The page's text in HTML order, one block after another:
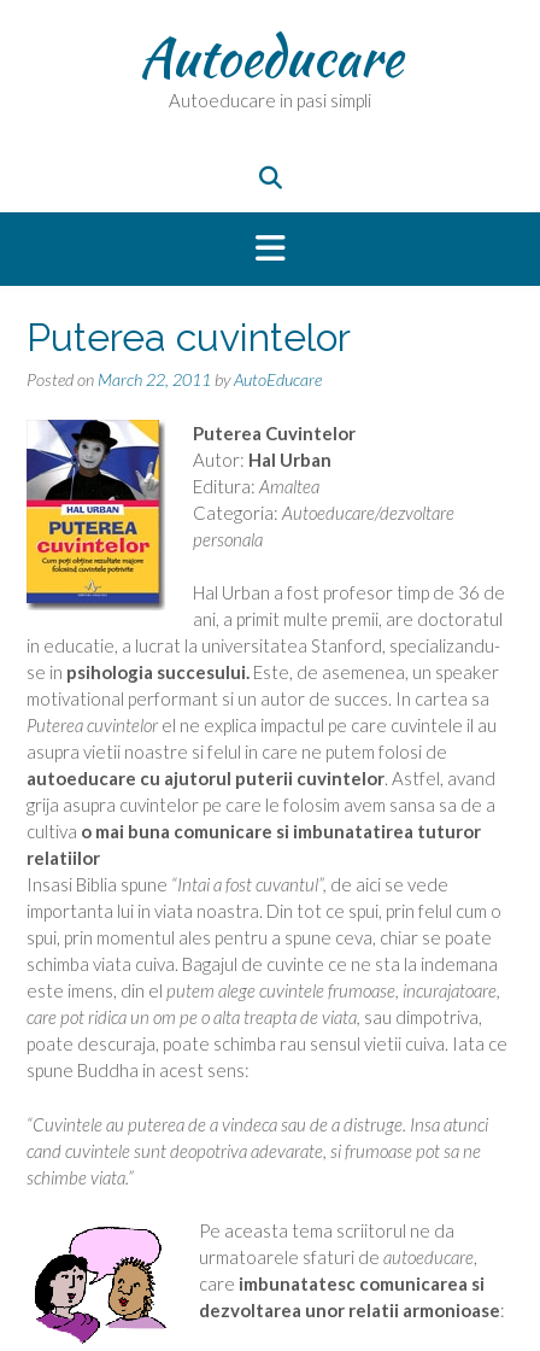
Autoeducare
Autoeducare in pasi simpli
Puterea cuvintelor
Posted on March 22, 2011 byAutoEducare
Puterea Cuvintelor
Autor: Hal Urban
Editura: Amaltea
Categoria: Autoeducare/dezvoltare
personala
Hal Urban a fost profesor timp de 36 de
ani, a primit multe premii, are doctoratul
in educatie, a lucrat la universitatea Stanford, specializandu-
se in psihologia succesului. Este, de asemenea, un speaker
motivational performant si un autor de succes. In cartea sa
Puterea cuvintelor el ne explica impactul pe care cuvintele il au
asupra vietii noastre si felul in care ne putem folosi de
autoeducare cu ajutorul puterii cuvintelor. Astfel, avand
grija asupra cuvintelor pe care le folosim avem sansa sa de a
cultiva o mai buna comunicare si imbunatatirea tuturor
relatiilor
Insasi Biblia spune “Intai a fost cuvantul”, de aici se vede
importanta lui in viata noastra. Din tot ce spui, prin felul cum o
spui, prin momentul ales pentru a spune ceva, chiar se poate
schimba viata cuiva. Bagajul de cuvinte ce ne sta la indemana
este imens, din el putem alege cuvintele frumoase, incurajatoare,
care pot ridica un om pe o alta treapta de viata, sau dimpotriva,
poate descuraja, poate schimba rau sensul vietii cuiva. Iata ce
spune Buddha in acest sens:
“Cuvintele au puterea de a vindeca sau de a distruge. Insa atunci
cand cuvintele sunt deopotriva adevarate, si frumoase pot sa ne
schimbe viata.”
Pe aceasta tema scriitorul ne da
urmatoarele sfaturi de autoeducare,
care imbunatatesc comunicarea si
dezvoltarea unor relatii armonioase: